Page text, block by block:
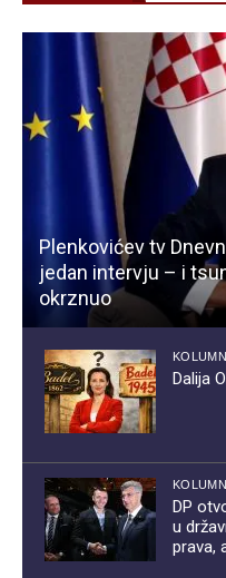
Plenkovićev tv
jedan intervju – i
okrznuo
Dalija
DP
u
prava,